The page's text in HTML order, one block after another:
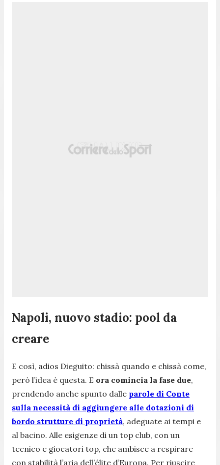
Napoli, nuovo stadio: pool da
creare
E così, adios Dieguito: chissà quando e chissà come,
però l’idea è questa. E ora comincia la fase due,
prendendo anche spunto dalle parole di Conte
sulla necessità di aggiungere alle dotazioni di
bordo strutture di proprietà, adeguate ai tempi e
al bacino. Alle esigenze di un top club, con un
tecnico e giocatori top, che ambisce a respirare
con stabilità l’aria dell’élite d’Europa. Per riuscire